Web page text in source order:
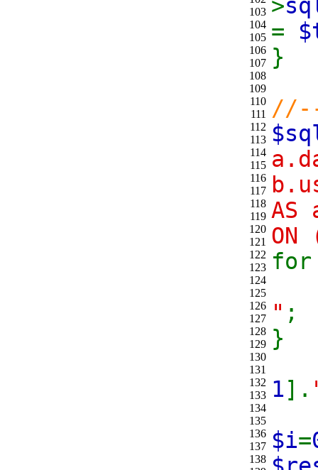
103
104
105
106
107
108
109
110
111
112
113
114
115
116
117
118
119
120
121
122
123
124
125
126
127
128
129
130
131
132
133
134
135
136
137
138
>
=
}
AS
" ;
}
1].
$i=